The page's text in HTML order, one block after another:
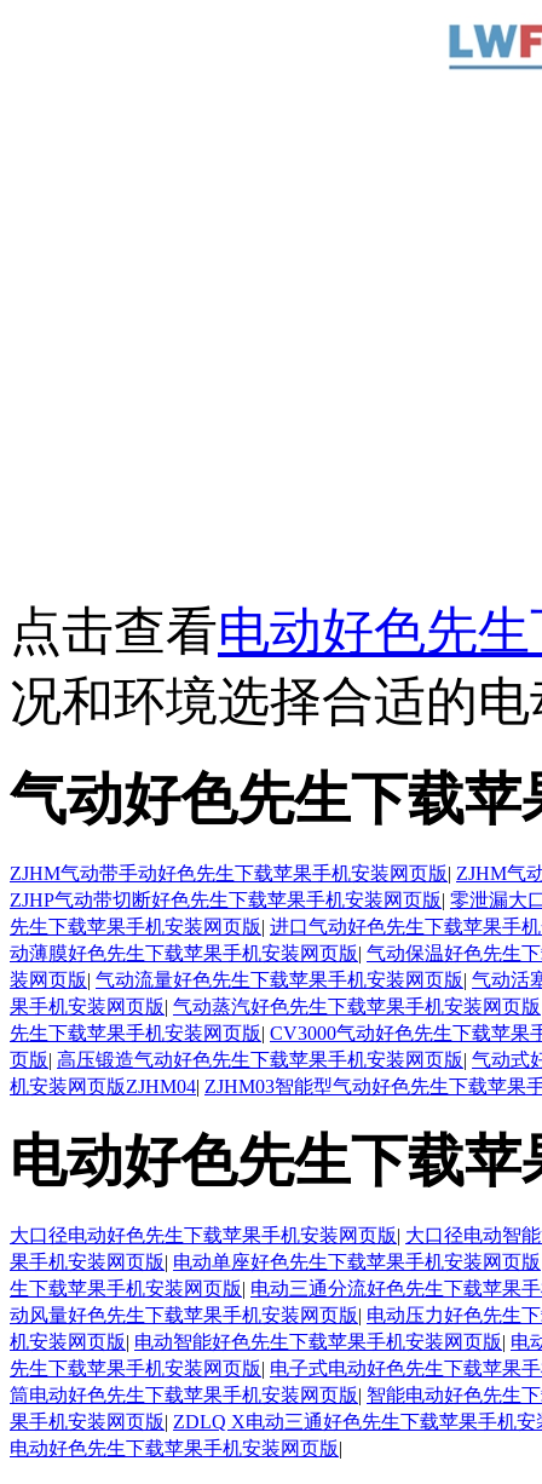
点击查看电动好色先
况和环境选择合适的电
气动好色先生下载
ZJHM气动带手动好色先生下载苹果手机安装网页版| ZJHM气
ZJHP气动带切断好色先生下载苹果手机安装网页版| 零泄漏大
先生下载苹果手机安装网页版| 进口气动好色先生下载苹果手
动薄膜好色先生下载苹果手机安装网页版| 气动保温好色先生
装网页版| 气动流量好色先生下载苹果手机安装网页版| 气动活
果手机安装网页版| 气动蒸汽好色先生下载苹果手机安装网页版
先生下载苹果手机安装网页版| CV3000气动好色先生下载苹果
页版| 高压锻造气动好色先生下载苹果手机安装网页版| 气动式
机安装网页版ZJHM04| ZJHM03智能型气动好色先生下载苹果
电动好色先生下载
大口径电动好色先生下载苹果手机安装网页版| 大口径电动智
果手机安装网页版| 电动单座好色先生下载苹果手机安装网页版
生下载苹果手机安装网页版| 电动三通分流好色先生下载苹果
动风量好色先生下载苹果手机安装网页版| 电动压力好色先生
机安装网页版| 电动智能好色先生下载苹果手机安装网页版| 电
先生下载苹果手机安装网页版| 电子式电动好色先生下载苹果
筒电动好色先生下载苹果手机安装网页版| 智能电动好色先生
果手机安装网页版| ZDLQ X电动三通好色先生下载苹果手机安
电动好色先生下载苹果手机安装网页版|